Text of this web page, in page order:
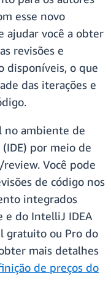
esse novo
ajudar você a obter
revisões e
disponíveis, o que
das iterações e
no ambiente de
por meio de
Você pode
de código nos
integrados
e do IntelliJ IDEA
gratuito ou Pro do
mais detalhes
de preços do